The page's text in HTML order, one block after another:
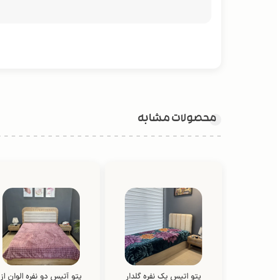
محصولات مشابه
پتو اتیس یک نفره گلدار
پتو آتیس دو نفره الوان از